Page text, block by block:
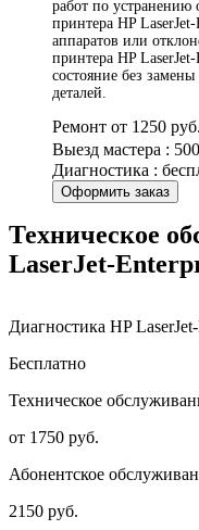
работ по устранению
принтера HP
аппаратов или
принтера HP
состояние без
деталей.
Ремонт от 1250 руб.
Выезд мастера :
Диагностика :
Оформить заказ
Техническое
LaserJet-
Диагностика HP
Бесплатно
Техническое
от 1750 руб.
Абонентское
2150 руб.